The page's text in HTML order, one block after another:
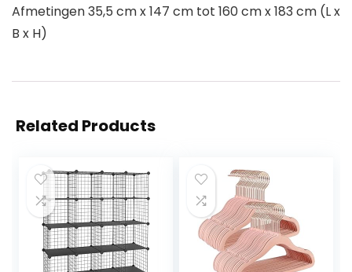
Afmetingen 35,5 cm x 147 cm tot 160 cm x 183 cm (L x
B x H)
Related Products